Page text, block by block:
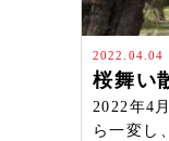
2022.04.04
桜舞い
2022年4
ら一変し